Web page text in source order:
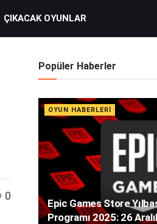
ÇIKACAK OYUNLAR
0
Popüler Haberler
OYUN HABERLERI
Epic Games Store
Programı 2025: 26